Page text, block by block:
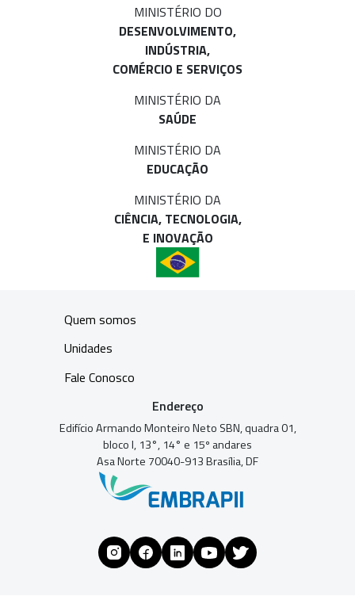
MINISTÉRIO DO
DESENVOLVIMENTO,
INDÚSTRIA,
COMÉRCIO E SERVIÇOS
MINISTÉRIO DA
SAÚDE
MINISTÉRIO DA
EDUCAÇÃO
MINISTÉRIO DA
CIÊNCIA, TECNOLOGIA,
E INOVAÇÃO
Quem somos
Unidades
Fale Conosco
Endereço
Edifício Armando Monteiro Neto SBN, quadra 01,
bloco I, 13°, 14° e 15º andares
Asa Norte 70040-913 Brasília, DF